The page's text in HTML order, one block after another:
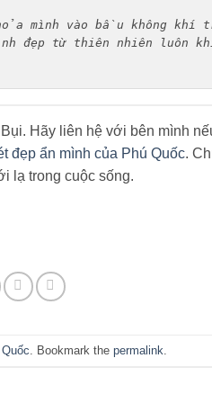
mình vào bầu không khí
đẹp từ thiên nhiên luôn
Hãy liên hệ với bên mình
đẹp ẩn mình của Phú Quốc.
lạ trong cuộc sống.
. Bookmark the permalink